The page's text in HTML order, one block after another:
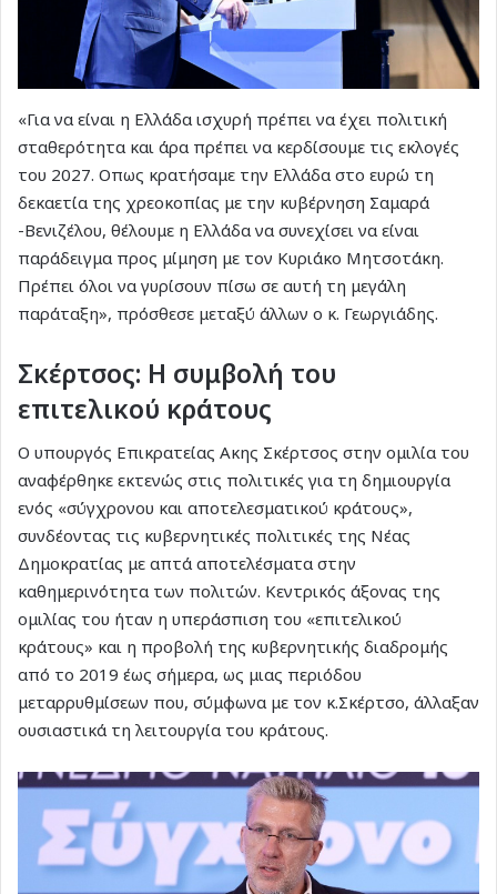
«Για να είναι η Ελλάδα ισχυρή πρέπει να έχει πολιτική
σταθερότητα και άρα πρέπει να κερδίσουμε τις εκλογές
του 2027. Οπως κρατήσαμε την Ελλάδα στο ευρώ τη
δεκαετία της χρεοκοπίας με την κυβέρνηση Σαμαρά
-Βενιζέλου, θέλουμε η Ελλάδα να συνεχίσει να είναι
παράδειγμα προς μίμηση με τον Κυριάκο Μητσοτάκη.
Πρέπει όλοι να γυρίσουν πίσω σε αυτή τη μεγάλη
παράταξη», πρόσθεσε μεταξύ άλλων ο κ. Γεωργιάδης.
Σκέρτσος: Η συμβολή του
επιτελικού κράτους
Ο υπουργός Επικρατείας Ακης Σκέρτσος στην ομιλία του
αναφέρθηκε εκτενώς στις πολιτικές για τη δημιουργία
ενός «σύγχρονου και αποτελεσματικού κράτους»,
συνδέοντας τις κυβερνητικές πολιτικές της Νέας
Δημοκρατίας με απτά αποτελέσματα στην
καθημερινότητα των πολιτών. Κεντρικός άξονας της
ομιλίας του ήταν η υπεράσπιση του «επιτελικού
κράτους» και η προβολή της κυβερνητικής διαδρομής
από το 2019 έως σήμερα, ως μιας περιόδου
μεταρρυθμίσεων που, σύμφωνα με τον κ.Σκέρτσο, άλλαξαν
ουσιαστικά τη λειτουργία του κράτους.